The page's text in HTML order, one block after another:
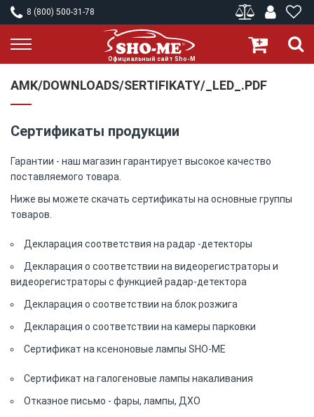
8 (800) 500-31-78
AMK/DOWNLOADS/SERTIFIKATY/_LED_.PDF
Сертификаты продукции
Гарантии - наш магазин гарантирует высокое качество
поставляемого товара.
Ниже вы можете скачать сертификаты на основные группы
товаров.
Декларация соответствия на радар -детекторы
Декларация о соответствии на видеорегистраторы и
видеорегистраторы с функцией радар-детектора
Декларация о соответствии на блок розжига
Декларация о соответствии на камеры парковки
Сертификат на ксеноновые лампы SHO-ME
Сертификат на галогеновые лампы накаливания
Отказное письмо - фары, лампы, ДХО